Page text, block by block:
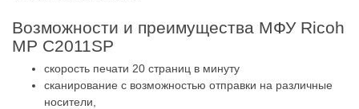
Возможности и преимущества МФУ Ricoh
MP C2011SP
скорость печати 20 страниц в минуту
сканирование с возможностью отправки на различные
носители,